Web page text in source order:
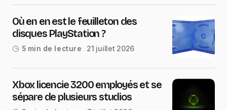
Où en en est le feuilleton des
disques PlayStation ?
5 min de lecture 21 juillet 2026
Xbox licencie 3200 employés et se
sépare de plusieurs studios